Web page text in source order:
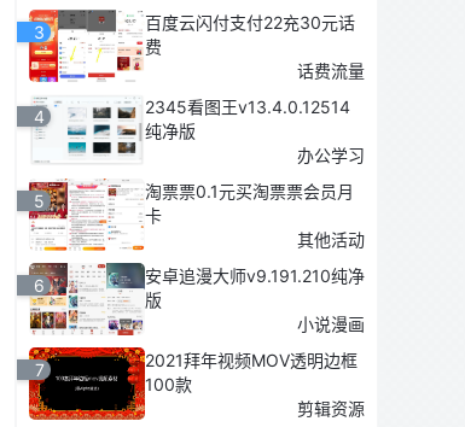
3
百度云闪付支付22充30元话
费
话费流量
4
2345看图王v13.4.0.12514
纯净版
办公学习
5
淘票票0.1元买淘票票会员月
卡
其他活动
6
安卓追漫大师v9.191.210纯净
版
小说漫画
7
2021拜年视频MOV透明边框
100款
剪辑资源